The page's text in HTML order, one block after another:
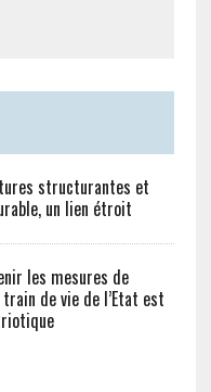
structurantes et
un lien étroit
les mesures de
de vie de l’Etat est